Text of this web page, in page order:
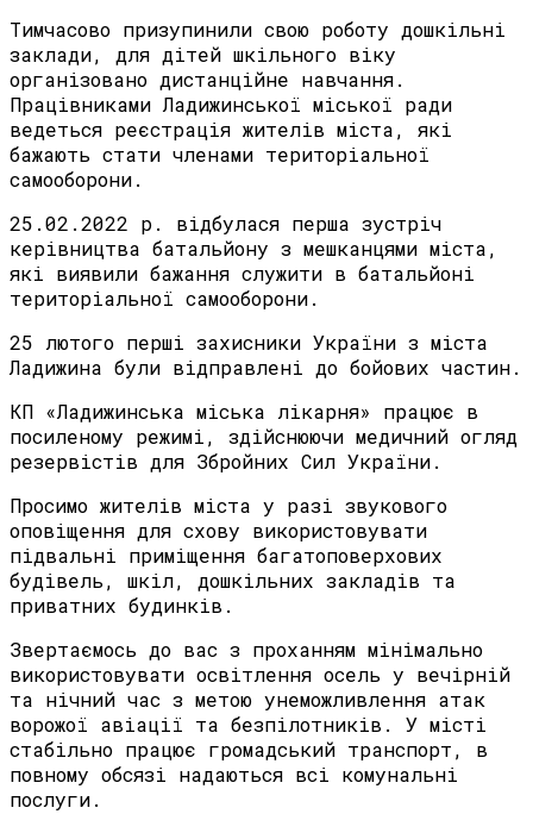
Тимчасово призупинили свою роботу дошкільні
заклади, для дітей шкільного віку
організовано дистанційне навчання.
Працівниками Ладижинської міської ради
ведеться реєстрація жителів міста, які
бажають стати членами територіальної
самооборони.
25.02.2022 р. відбулася перша зустріч
керівництва батальйону з мешканцями міста,
які виявили бажання служити в батальйоні
територіальної самооборони.
25 лютого перші захисники України з міста
Ладижина були відправлені до бойових частин.
КП «Ладижинська міська лікарня» працює в
посиленому режимі, здійснюючи медичний огляд
резервістів для Збройних Сил України.
Просимо жителів міста у разі звукового
оповіщення для схову використовувати
підвальні приміщення багатоповерхових
будівель, шкіл, дошкільних закладів та
приватних будинків.
Звертаємось до вас з проханням мінімально
використовувати освітлення осель у вечірній
та нічний час з метою унеможливлення атак
ворожої авіації та безпілотників. У місті
стабільно працює громадський транспорт, в
повному обсязі надаються всі комунальні
послуги.